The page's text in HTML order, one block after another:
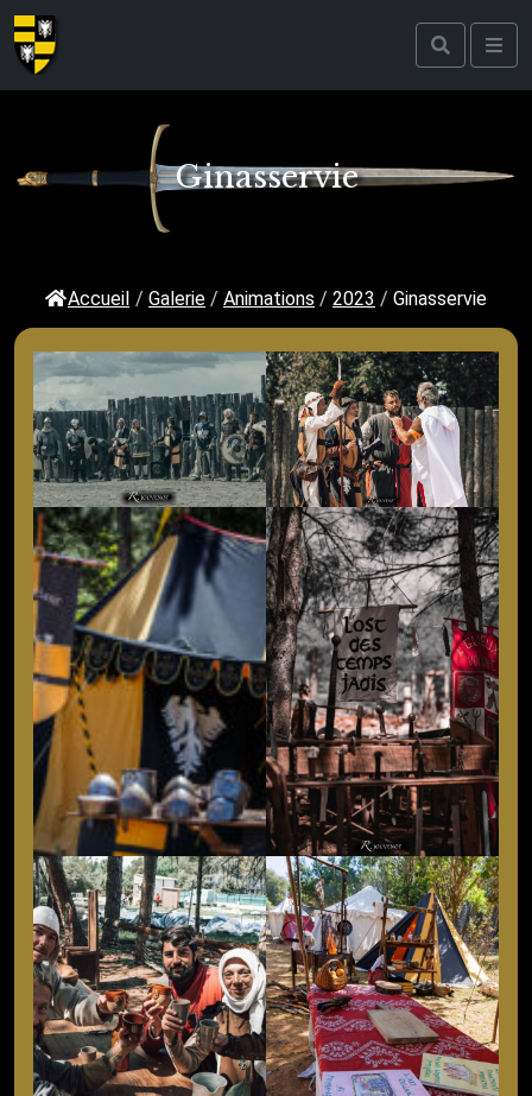
Ginasservie
Accueil / Galerie / Animations / 2023 / Ginasservie